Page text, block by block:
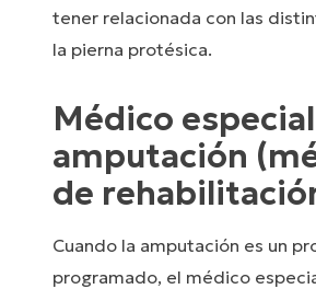
tener relacionada con las
la pierna protésica.
Médico
amputación
de
Cuando la amputación es un
programado, el médico